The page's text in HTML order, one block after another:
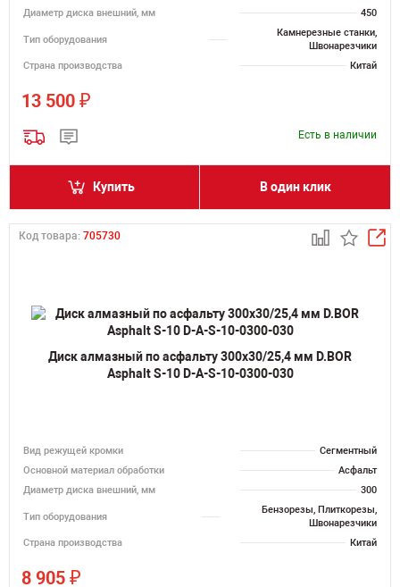
Диаметр диска внешний, мм
450
Тип оборудования
Камнерезные станки,
Швонарезчики
Страна производства
Китай
13 500 ₽
Есть в наличии
Купить В один клик
Код товара: 705730
Диск алмазный по асфальту 300х30/25,4 мм D.BOR
Asphalt S-10 D-A-S-10-0300-030
Вид режущей кромки
Сегментный
Основной материал обработки
Асфальт
Диаметр диска внешний, мм
300
Тип оборудования
Бензорезы, Плиткорезы,
Швонарезчики
Страна производства
Китай
8 905 ₽